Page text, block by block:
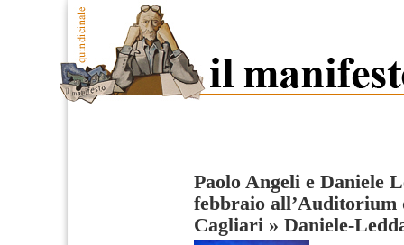
Paolo Angeli e Daniele
febbraio all’Auditorium
Cagliari » Daniele-